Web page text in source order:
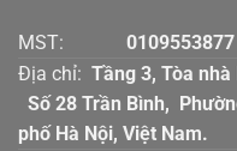
MST: 0109553877
Địa chỉ: Tầng 3,
Số 28 Trần Bình,
phố Hà Nội, Việt Nam.